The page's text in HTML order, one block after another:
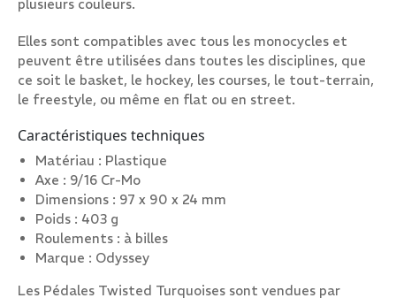
plusieurs couleurs.
Elles sont compatibles avec tous les monocycles et
peuvent être utilisées dans toutes les disciplines, que
ce soit le basket, le hockey, les courses, le tout-terrain,
le freestyle, ou même en flat ou en street.
Caractéristiques techniques
Matériau : Plastique
Axe : 9/16 Cr-Mo
Dimensions : 97 x 90 x 24 mm
Poids : 403 g
Roulements : à billes
Marque : Odyssey
Les Pédales Twisted Turquoises sont vendues par